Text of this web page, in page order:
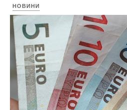
НОВИНИ